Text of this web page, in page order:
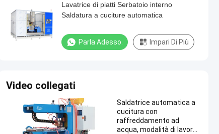
Lavatrice di piatti Serbatoio interno
Saldatura a cuciture automatica
Parla Adesso. Impari Di Più
Video collegati
Saldatrice automatica a
cucitura con
raffreddamento ad
acqua, modalità di lavoro